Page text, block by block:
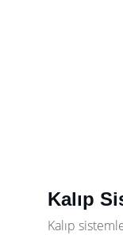
Kalıp
Kalıp